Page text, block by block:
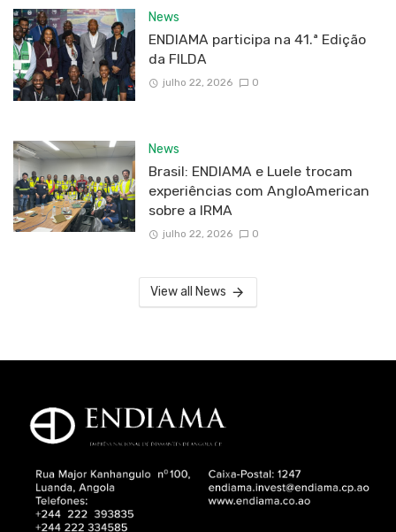
News
ENDIAMA participa na 41.ª Edição
da FILDA
julho 22, 2026 0
News
Brasil: ENDIAMA e Luele trocam
experiências com AngloAmerican
sobre a IRMA
julho 22, 2026 0
View all News